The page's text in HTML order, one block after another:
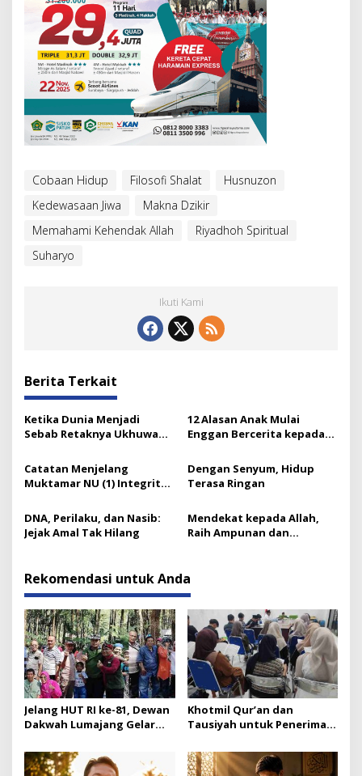
Cobaan Hidup Filosofi Shalat
Husnuzon
Kedewasaan Jiwa
Makna Dzikir
Memahami Kehendak Allah
Riyadhoh Spiritual
Suharyo
Ikuti Kami
Berita Terkait
Ketika Dunia Menjadi
Sebab Retaknya Ukhuwah
12 Alasan Anak Mulai
Enggan Bercerita kepada
Catatan Menjelang
Muktamar NU (1) Integritas
Ipul
Dengan Senyum, Hidup
Terasa Ringan
DNA, Perilaku, dan Nasib:
Jejak Amal Tak Hilang
Mendekat kepada Allah,
Raih Ampunan dan
Rekomendasi untuk Anda
Jelang HUT RI ke-81, Dewan
Dakwah Lumajang Gelar
Khotmil Qur’an dan
Tausiyah untuk Penerima